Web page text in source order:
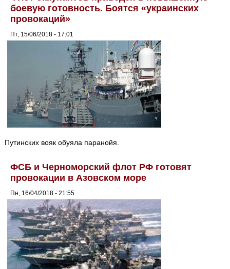
боевую готовность. Боятся «украинских
провокаций»
Пт, 15/06/2018 - 17:01
Путинских вояк обуяла паранойя.
ФСБ и Черноморский флот РФ готовят
провокации в Азовском море
Пн, 16/04/2018 - 21:55